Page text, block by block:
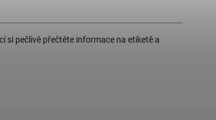
si pečlivě přečtěte informace na etiketě a